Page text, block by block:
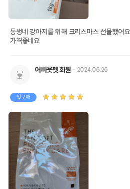
동생네 강아지를 위해 크리스마스 선물했어요
가격좋네요
어바웃펫 회원 2024.06.26
첫구매